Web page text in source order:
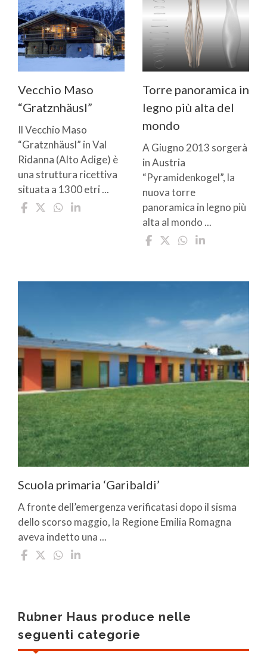
Vecchio Maso
“Gratznhäusl”
Il Vecchio Maso
“Gratznhäusl” in Val
Ridanna (Alto Adige) è
una struttura ricettiva
situata a 1300 etri ...
Torre panoramica in
legno più alta del
mondo
A Giugno 2013 sorgerà
in Austria
“Pyramidenkogel”, la
nuova torre
panoramica in legno più
alta al mondo ...
Scuola primaria ‘Garibaldi’
A fronte dell’emergenza verificatasi dopo il sisma
dello scorso maggio, la Regione Emilia Romagna
aveva indetto una ...
Rubner Haus produce nelle
seguenti categorie